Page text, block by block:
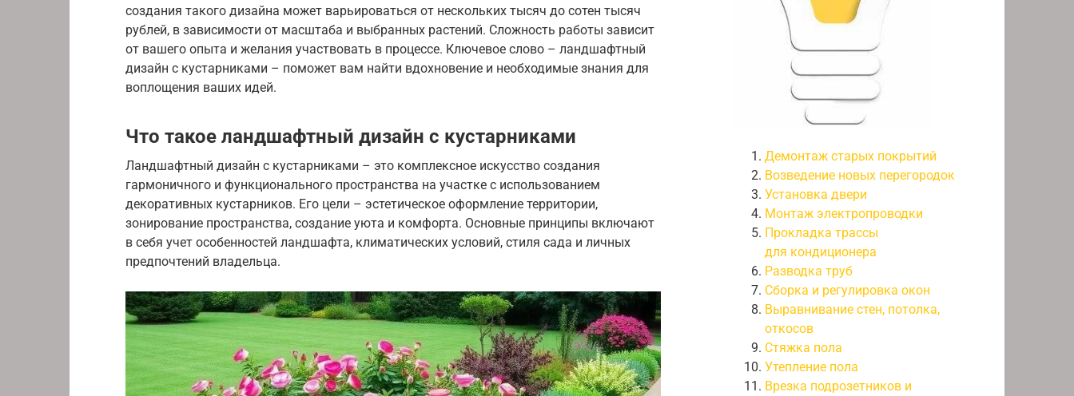
создания такого дизайна может варьироваться от нескольких тысяч до сотен тысяч
рублей, в зависимости от масштаба и выбранных растений. Сложность работы зависит
от вашего опыта и желания участвовать в процессе. Ключевое слово – ландшафтный
дизайн с кустарниками – поможет вам найти вдохновение и необходимые знания для
воплощения ваших идей.
Что такое ландшафтный дизайн с кустарниками
Ландшафтный дизайн с кустарниками – это комплексное искусство создания
гармоничного и функционального пространства на участке с использованием
декоративных кустарников. Его цели – эстетическое оформление территории,
зонирование пространства, создание уюта и комфорта. Основные принципы включают
в себя учет особенностей ландшафта, климатических условий, стиля сада и личных
предпочтений владельца.
Демонтаж старых покрытий
Возведение новых перегородок
Установка двери
Монтаж электропроводки
Прокладка трассы
для кондиционера
Разводка труб
Сборка и регулировка окон
Выравнивание стен, потолка,
откосов
Стяжка пола
Утепление пола
Врезка подрозетников и